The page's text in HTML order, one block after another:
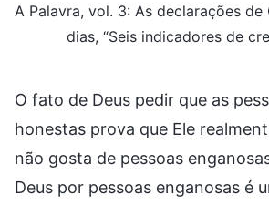
A Palavra, vol. 3: As declarações
dias, “Seis indicadores de
O fato de Deus pedir que as
honestas prova que Ele
não gosta de pessoas
Deus por pessoas enganosas é